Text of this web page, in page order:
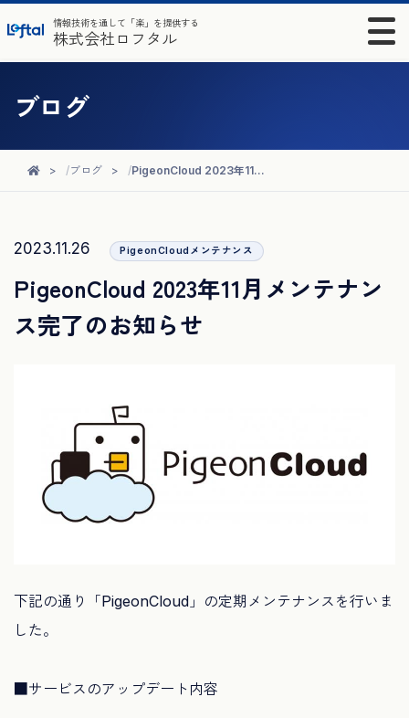
情報技術を通して「楽」を提供する
株式会社ロフタル
ブログ
ブログ PigeonCloud 2023年11月メンテナンス完了のお知らせ
2023.11.26 PigeonCloudメンテナンス
PigeonCloud 2023年11月メンテナン
ス完了のお知らせ
下記の通り「PigeonCloud」の定期メンテナンスを行いま
した。
■サービスのアップデート内容